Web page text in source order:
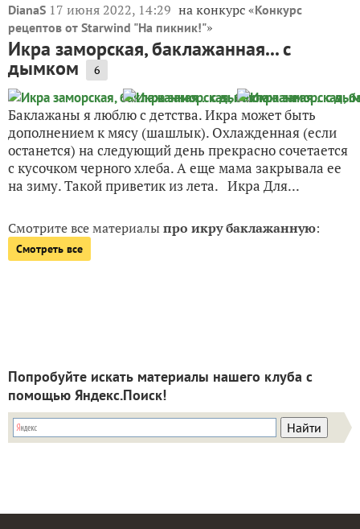
DianaS 17 июня 2022, 14:29 на конкурс «Конкурс
рецептов от Starwind "На пикник!"»
Икра заморская, баклажанная... с
дымком 6
Баклажаны я люблю с детства. Икра может быть
дополнением к мясу (шашлык). Охлажденная (если
останется) на следующий день прекрасно сочетается
с кусочком черного хлеба. А еще мама закрывала ее
на зиму. Такой приветик из лета. Икра Для...
Смотрите все материалыпро икру баклажанную:
Смотреть все
Попробуйте искать материалы нашего клуба с
помощью Яндекс.Поиск!